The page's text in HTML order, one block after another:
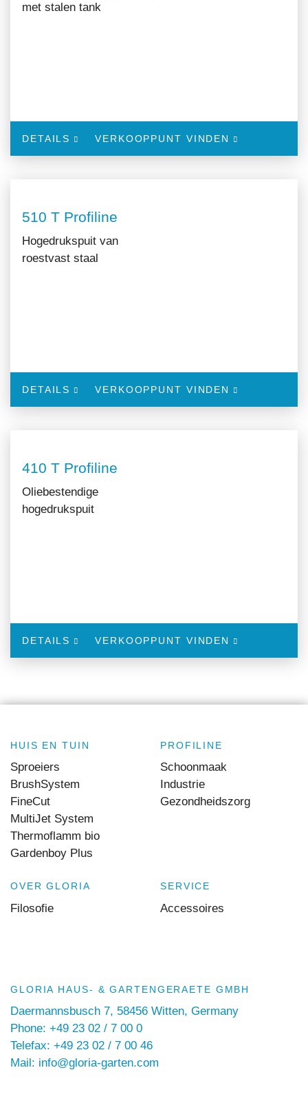
met stalen tank
DETAILS VERKOOPPUNT VINDEN
510 T Profiline
Hogedrukspuit van
roestvast staal
DETAILS VERKOOPPUNT VINDEN
410 T Profiline
Oliebestendige
hogedrukspuit
DETAILS VERKOOPPUNT VINDEN
HUIS EN TUIN
Sproeiers
BrushSystem
FineCut
MultiJet System
Thermoflamm bio
Gardenboy Plus
PROFILINE
Schoonmaak
Industrie
Gezondheidszorg
OVER GLORIA
Filosofie
SERVICE
Accessoires
GLORIA HAUS- & GARTENGERAETE GMBH
Daermannsbusch 7, 58456 Witten, Germany
Phone: +49 23 02 / 7 00 0
Telefax: +49 23 02 / 7 00 46
Mail: info@gloria-garten.com